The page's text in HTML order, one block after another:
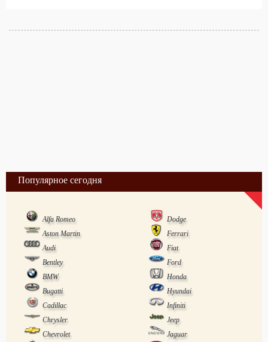
Популярное сегодня
Alfa Romeo
Dodge
Aston Martin
Ferrari
Audi
Fiat
Bentley
Ford
BMW
Honda
Bugatti
Hyundai
Cadillac
Infiniti
Chrysler
Jeep
Chevrolet
Jaguar